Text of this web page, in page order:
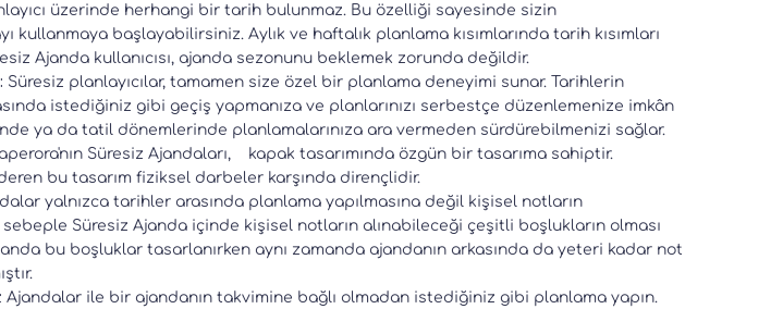
üzerinde herhangi bir tarih bulunmaz. Bu özelliği sayesinde sizin
başlayabilirsiniz. Aylık ve haftalık planlama kısımlarında tarih kısımları
Ajanda kullanıcısı, ajanda sezonunu beklemek zorunda değildir.
Süresiz planlayıcılar, tamamen size özel bir planlama deneyimi sunar. Tarihlerin
istediğiniz gibi geçiş yapmanıza ve planlarınızı serbestçe düzenlemenize imkân
ya da tatil dönemlerinde planlamalarınıza ara vermeden sürdürebilmenizi sağlar.
Süresiz Ajandaları, kapak tasarımında özgün bir tasarıma sahiptir.
bu tasarım fiziksel darbeler karşında dirençlidir.
yalnızca tarihler arasında planlama yapılmasına değil kişisel notların
sebeple Süresiz Ajanda içinde kişisel notların alınabileceği çeşitli boşlukların olması
bu boşluklar tasarlanırken aynı zamanda ajandanın arkasında da yeteri kadar not
Ajandalar ile bir ajandanın takvimine bağlı olmadan istediğiniz gibi planlama yapın.